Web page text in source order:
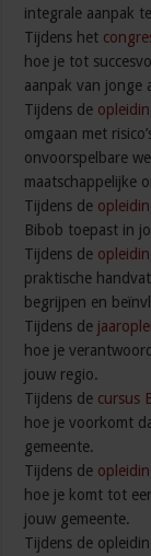
integrale aanpak
Tijdens het
hoe je tot
aanpak van jonge
Tijdens de
omgaan met
onvoorspelbare
maatschappelijke
Tijdens de
Bibob toepast in
Tijdens de
praktische
begrijpen en
Tijdens de
hoe je
jouw regio.
Tijdens de cursus
hoe je voorkomt
gemeente.
Tijdens de
hoe je komt tot
jouw gemeente.
Tijdens de